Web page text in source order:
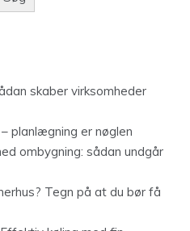
skaber virksomheder
planlægning er nøglen
ombygning: sådan undgår
Tegn på at du bør få